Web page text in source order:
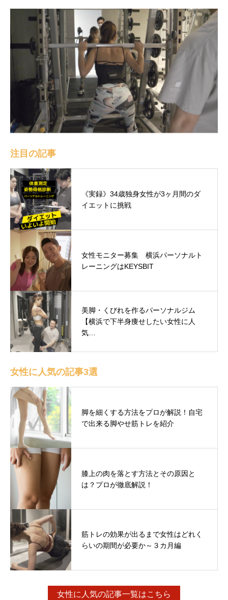
注目の記事
《実録》34歳独身女性が3ヶ月間のダ
イエットに挑戦
女性モニター募集 横浜パーソナルト
レーニングはKEYSBIT
美脚・くびれを作るパーソナルジム
【横浜で下半身痩せしたい女性に人
気…
女性に人気の記事3選
脚を細くする方法をプロが解説！自宅
で出来る脚やせ筋トレを紹介
膝上の肉を落とす方法とその原因と
は？プロが徹底解説！
筋トレの効果が出るまで女性はどれく
らいの期間が必要か～３カ月編
女性に人気の記事一覧はこちら